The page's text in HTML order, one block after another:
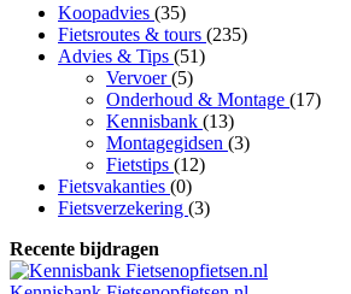
Koopadvies (35)
Fietsroutes & tours (235)
Advies & Tips (51)
Vervoer(5)
Onderhoud & Montage (17)
Kennisbank (13)
Montagegidsen (3)
Fietstips (12)
Fietsvakanties (0)
Fietsverzekering (3)
Recente bijdragen